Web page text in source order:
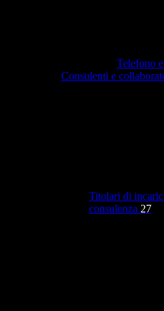
Telefono
Consulenti e
Titolari di
consulenza 27